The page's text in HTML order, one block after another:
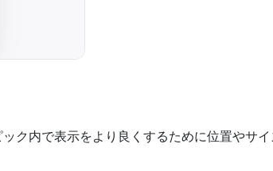
ク内で表示をより良くするために位置やサ